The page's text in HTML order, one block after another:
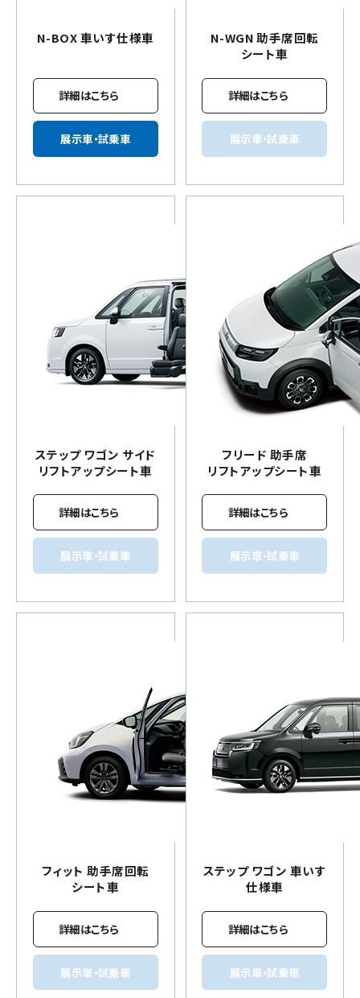
N-BOX車いす仕様車
詳細はこちら
展示車・試乗車
N-WGN 助手席回転
シート車
詳細はこちら
展示車・試乗車
ステップ ワゴン サイド
リフトアップシート車
詳細はこちら
展示車・試乗車
フリード 助手席
リフトアップシート車
詳細はこちら
展示車・試乗車
フィット 助手席回転
シート車
詳細はこちら
展示車・試乗車
ステップ ワゴン 車いす
仕様車
詳細はこちら
展示車・試乗車